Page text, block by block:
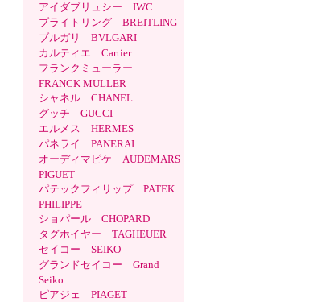
アイダブリュシー IWC
ブライトリング BREITLING
ブルガリ BVLGARI
カルティエ Cartier
フランクミューラー
FRANCK MULLER
シャネル CHANEL
グッチ GUCCI
エルメス HERMES
パネライ PANERAI
オーディマピケ AUDEMARS
PIGUET
パテックフィリップ PATEK
PHILIPPE
ショパール CHOPARD
タグホイヤー TAGHEUER
セイコー SEIKO
グランドセイコー Grand
Seiko
ピアジェ PIAGET